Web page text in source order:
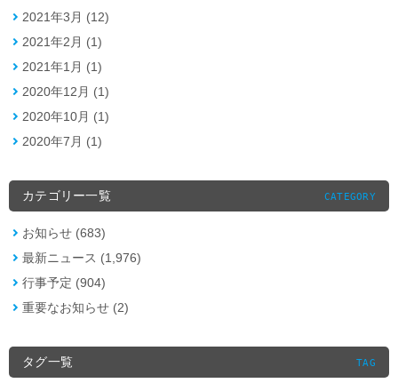
2021年3月 (12)
2021年2月 (1)
2021年1月 (1)
2020年12月 (1)
2020年10月 (1)
2020年7月 (1)
カテゴリー一覧 CATEGORY
お知らせ (683)
最新ニュース (1,976)
行事予定 (904)
重要なお知らせ (2)
タグ一覧 TAG